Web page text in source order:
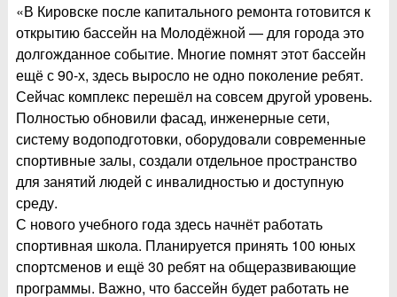
«В Кировске после капитального ремонта готовится к
открытию бассейн на Молодёжной — для города это
долгожданное событие. Многие помнят этот бассейн
ещё с 90-х, здесь выросло не одно поколение ребят.
Сейчас комплекс перешёл на совсем другой уровень.
Полностью обновили фасад, инженерные сети,
систему водоподготовки, оборудовали современные
спортивные залы, создали отдельное пространство
для занятий людей с инвалидностью и доступную
среду.
С нового учебного года здесь начнёт работать
спортивная школа. Планируется принять 100 юных
спортсменов и ещё 30 ребят на общеразвивающие
программы. Важно, что бассейн будет работать не